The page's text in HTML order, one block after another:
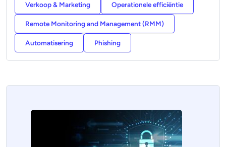
Verkoop & Marketing Operationele efficiëntie
Remote Monitoring and Management (RMM)
Automatisering Phishing